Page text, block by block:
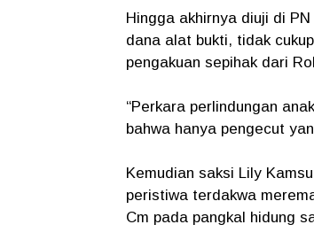
Hingga akhirnya diuji di
dana alat bukti, tidak
pengakuan sepihak dari
“Perkara perlindungan
bahwa hanya pengecut
Kemudian saksi Lily
peristiwa terdakwa
Cm pada pangkal hidung